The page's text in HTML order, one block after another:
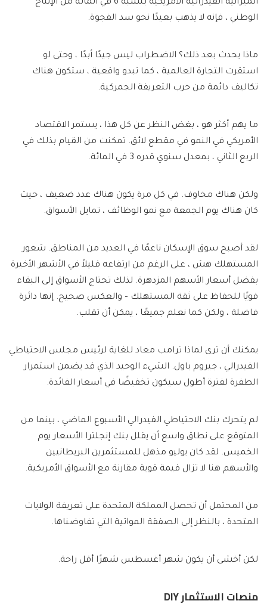
الميزانية الفيدرالية الأمريكية بنسبة 6 في المائة من الإنتاج
الوطني ، فإنه لا يذهب بعيدًا نحو سد الفجوة.
ماذا يحدث بعد ذلك؟ الاضطراب ليس جيدًا أبدًا ، وحتى لو
استقرت التجارة العالمية ، كما تبدو واقعية ، ستكون هناك
تكاليف دائمة من حرب التعريفة الجمركية.
ما يهم أكثر هو ، بغض النظر عن كل هذا ، يستمر الاقتصاد
الأمريكي في النمو في مقطع لائق. تمكنت من القيام بذلك في
الربع الثاني ، بمعدل سنوي قدره 3 في المائة.
ولكن هناك مخاوف. في كل مرة يكون هناك عدد ضعيف ، حيث
كان هناك يوم الجمعة مع نمو الوظائف ، تمايل الأسواق.
لقد أصبح سوق الإسكان ناعمًا في العديد من المناطق. شعور
المستهلك هش ، على الرغم من ارتفاعه قليلاً في الأشهر الأخيرة
بفضل أسعار الأسهم المزدهرة. لذلك تحتاج الأسواق إلى البقاء
قويًا للحفاظ على ثقة المستهلك – والعكس صحيح. إنها دائرة
فاضلة ، ولكن كما نعلم جميعًا ، يمكن أن تقلب.
يمكنك أن ترى لماذا ترامب معاد للغاية لرئيس مجلس الاحتياطي
الفيدرالي ، جيروم باول. الشيء الوحيد الذي قد يضمن استمرار
الطفرة لفترة أطول سيكون تخفيضًا في أسعار الفائدة.
لم يتحرك بنك الاحتياطي الفيدرالي الأسبوع الماضي ، بينما من
المتوقع على نطاق واسع أن يقلل بنك إنجلترا الأسعار يوم
الخميس. لقد كان يوليو مذهل للمستثمرين البريطانيين
والأسهم هنا لا تزال قيمة قوية مقارنة مع الأسواق الأمريكية.
من المحتمل أن تحصل المملكة المتحدة على تعريفة الولايات
المتحدة ، بالنظر إلى الصفقة المواتية التي تفاوضناها.
لكن أخشى أن يكون شهر أغسطس شهرًا أقل راحة.
منصات الاستثمار DIY